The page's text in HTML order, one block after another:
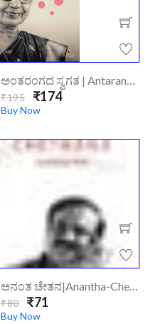
ಅಂತರಂಗದ ಸ್ವಗತ | Antarangada Swagata
₹195 ₹174
Buy Now
ಅನಂತ ಚೇತನ|anantha-Chetana/
₹80₹71
Buy Now